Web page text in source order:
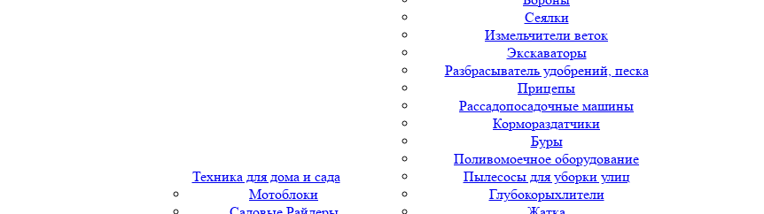
Техника для дома и сада
Мотоблоки
Сеялки
Измельчители веток
Экскаваторы
Разбрасыватель удобрений, песка
Прицепы
Рассадопосадочные машины
Кормораздатчики
Буры
Поливомоечное оборудование
Пылесосы для уборки улиц
Глубокорыхлители